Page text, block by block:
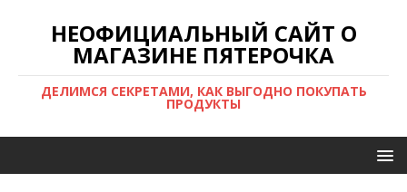
НЕОФИЦИАЛЬНЫЙ САЙТ О
МАГАЗИНЕ ПЯТЕРОЧКА
ДЕЛИМСЯ СЕКРЕТАМИ, КАК ВЫГОДНО ПОКУПАТЬ
ПРОДУКТЫ